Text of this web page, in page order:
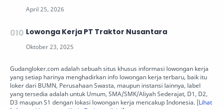
Lowonga Kerja PT Traktor Nusantara
Gudangloker.com adalah sebuah situs khusus informasi lowongan kerja
yang setiap harinya menghadirkan info lowongan kerja terbaru, baik itu
loker dari BUMN, Perusahaan Swasta, maupun instansi lainnya, label
yang tersedia adalah untuk Umum, SMA/SMK/Aliyah Sederajat, D1, D2,
D3 maupun S1 dengan lokasi lowongan kerja mencakup Indonesia. [Lihat